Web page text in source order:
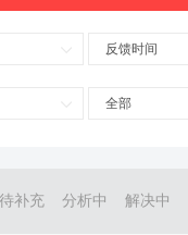
反馈时间
全部
待补充 分析中 解决中